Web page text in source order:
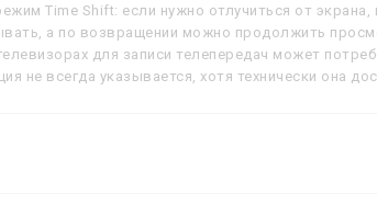
Time Shift: если нужно отлучиться от
а по возвращении можно продолжить
для записи телепередач может
не всегда указывается, хотя технически она